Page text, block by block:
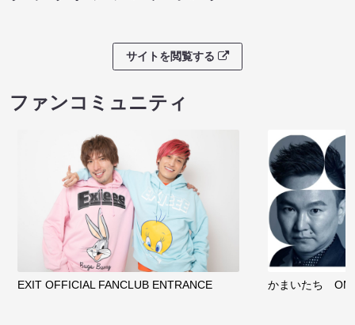
サイトを閲覧する
ファンコミュニティ
EXIT OFFICIAL FANCLUB ENTRANCE かまいたち